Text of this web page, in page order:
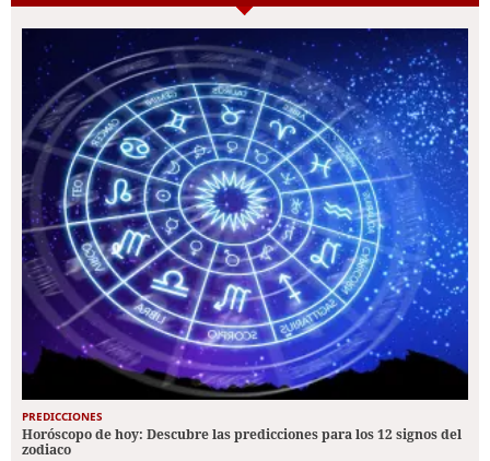
PREDICCIONES
Horóscopo de hoy: Descubre las predicciones para los 12 signos del
zodiaco